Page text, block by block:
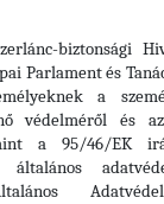
biztonsági
Parlament és
a
védelméről és
a 95/46/EK
általános